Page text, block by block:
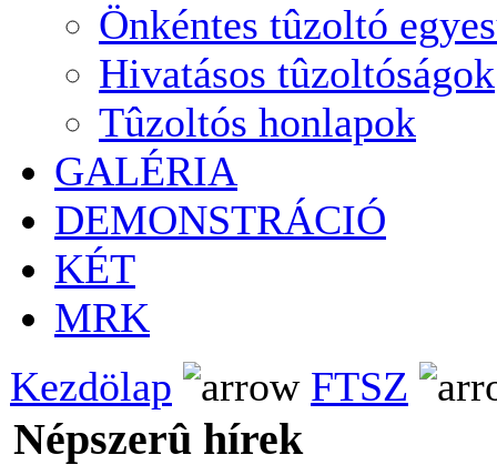
Önkéntes tûzoltó
Hivatásos tûzoltóságok
Tûzoltós honlapok
GALÉRIA
DEMONSTRÁCIÓ
KÉT
MRK
Kezdölap
FTSZ
Népszerû hírek